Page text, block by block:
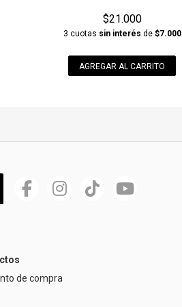
$21.000
3 cuotas sin interés de $7.000
AGREGAR AL CARRITO
de compra